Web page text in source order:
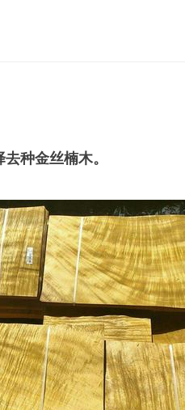
种金丝楠木。